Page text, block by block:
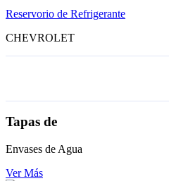
Reservorio de Refrigerante
CHEVROLET
Tapas de
Envases de Agua
Ver Más